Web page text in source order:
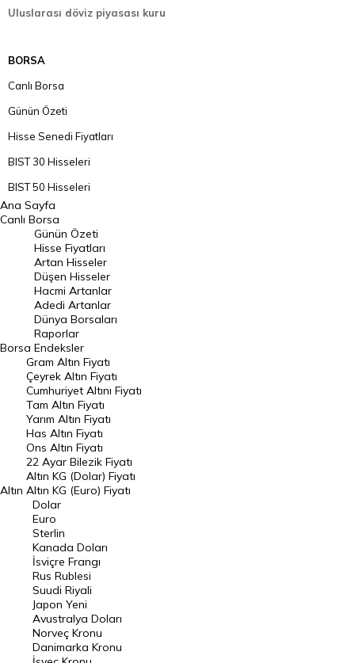
Uluslarası döviz piyasası kuru
BORSA
Canlı Borsa
Günün Özeti
Hisse Senedi Fiyatları
BIST 30 Hisseleri
BIST 50 Hisseleri
BIST 100 Hisseleri
En Çok Artan Hisseler
En Çok Düşen Hisseler
Hacmi Artanlar
Geçmiş Kapanışlar
Dünya Borsaları
Raporlar
Endeksler
DÖVİZ
Döviz Kuru
Dolar Kuru
Euro Kuru
Pound Kuru
Frank Kuru
Riyal Kuru
Avustralya Doları
Danimarka Kronu Kuru
Kanada Doları Kuru
Ana Sayfa
Canlı Borsa
Borsa
Günün Özeti
Hisse Fiyatları
Artan Hisseler
Düşen Hisseler
Hacmi Artanlar
Adedi Artanlar
Dünya Borsaları
Raporlar
Endeksler
Altın
Gram Altın Fiyatı
Çeyrek Altın Fiyatı
Cumhuriyet Altını Fiyatı
Tam Altın Fiyatı
Yarım Altın Fiyatı
Has Altın Fiyatı
Ons Altın Fiyatı
22 Ayar Bilezik Fiyatı
Altın KG (Dolar) Fiyatı
Altın KG (Euro) Fiyatı
Dolar
Euro
Sterlin
Kanada Doları
İsviçre Frangı
Rus Rublesi
Suudi Riyali
Japon Yeni
Avustralya Doları
Norveç Kronu
Danimarka Kronu